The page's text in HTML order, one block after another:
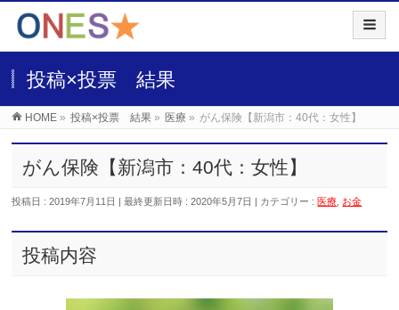
投稿×投票 結果
HOME » 投稿×投票 結果 » 医療 » がん保険【新潟市：40代：女性】
がん保険【新潟市：40代：女性】
投稿日 : 2019年7月11日 最終更新日時 : 2020年5月7日 カテゴリー :医療 お金
投稿内容